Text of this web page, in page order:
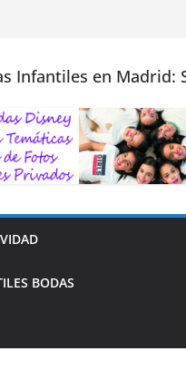
Infantiles en Madrid:
BODAS